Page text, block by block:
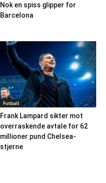
Nok en spiss glipper for
Barcelona
Fotball
Frank Lampard sikter mot
overraskende avtale for 62
millioner pund Chelsea-
stjerne